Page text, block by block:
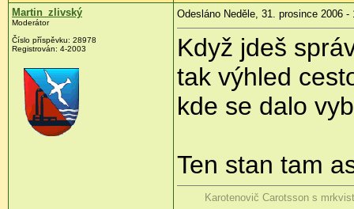
Martin_zlivský
Moderátor
Číslo příspěvku: 28978
Registrován: 4-2003
Odesláno Neděle, 31. prosince 2006 -
Když jdeš
tak výhled
kde se dalo
Ten stan tam
Karotenovič Carotsson s